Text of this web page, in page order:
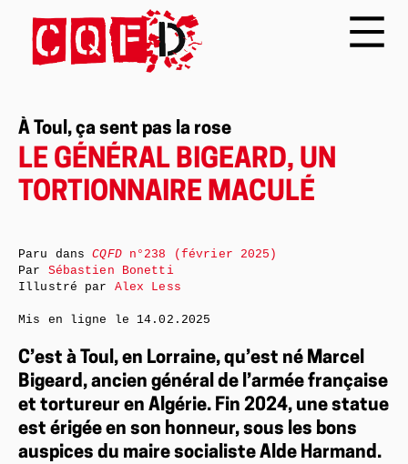
À Toul, ça sent pas la rose
LE GÉNÉRAL BIGEARD, UN
TORTIONNAIRE MACULÉ
C’est à Toul, en Lorraine, qu’est né Marcel
Bigeard, ancien général de l’armée française
et tortureur en Algérie. Fin 2024, une statue
est érigée en son honneur, sous les bons
auspices du maire socialiste Alde Harmand.
Paru dansCQFDn°238 (février 2025)
Par Sébastien Bonetti
Illustré par Alex Less
Mis en ligne le 14.02.2025